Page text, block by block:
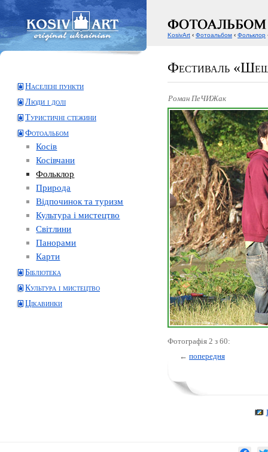
Фестиваль
Населені пункти
Люди і долі
Туристичні стежини
Фотоальбом
Косів
Косівчани
Фольклор
Природа
Відпочинок та туризм
Культура і мистецтво
Світлини
Панорами
Карти
Бібліотека
Культура і мистецтво
Цікавинки
Роман ПеЧИЖак
Фотографія 2 з 60:
← попередня
KosivArt ‹ Фотоальбом ‹ Фольклор